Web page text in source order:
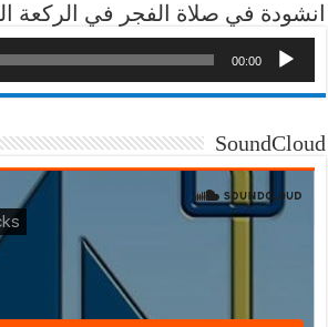
انشودة في صلاة الفجر في الركعة
00:00
SoundCloud